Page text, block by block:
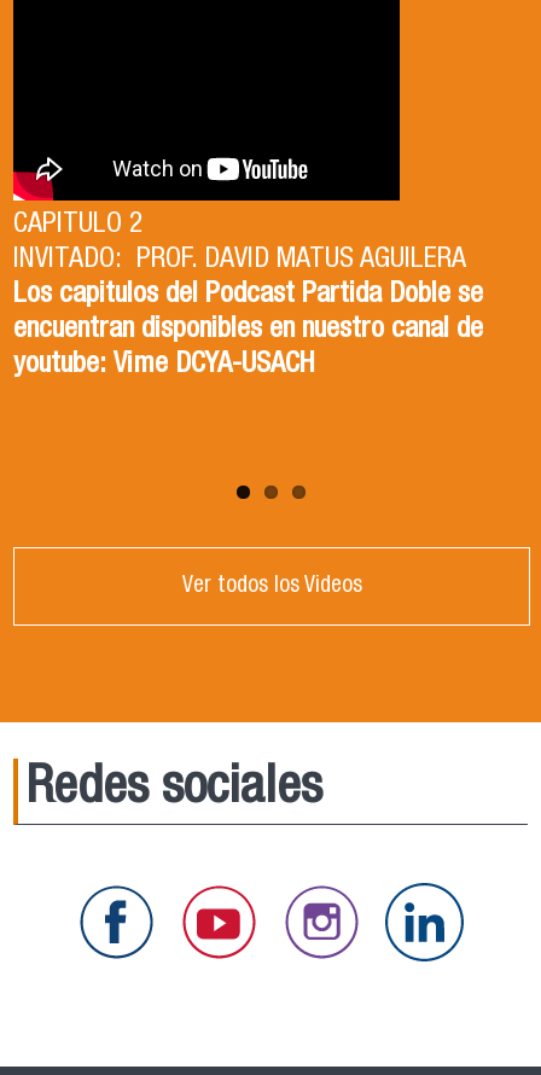
CAPITULO 2
INVITADO: PROF. DAVID MATUS AGUILERA
Los capitulos del Podcast Partida Doble se
encuentran disponibles en nuestro canal de
youtube: Vime DCYA-USACH
CAPITULO 1
INVITADA: DRA. ISABEL TORRES ZAPATA
Los capitulos del Podcast Partida Doble se
encuentran disponibles en nuestro canal de
Ver todos los Videos
Redes sociales